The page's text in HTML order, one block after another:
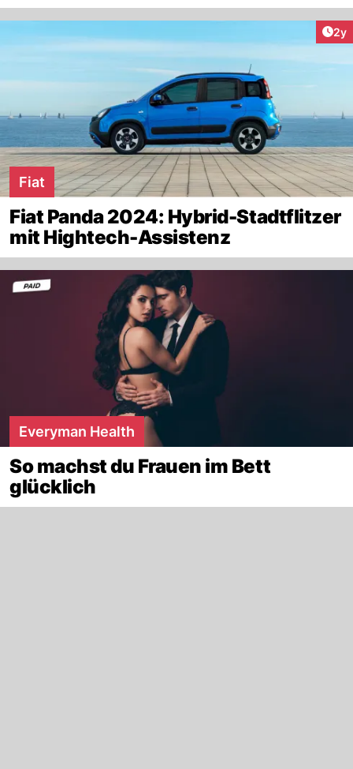
2y
Fiat
Fiat Panda 2024: Hybrid-Stadtflitzer
mit Hightech-Assistenz
Everyman Health
So machst du Frauen im Bett
glücklich